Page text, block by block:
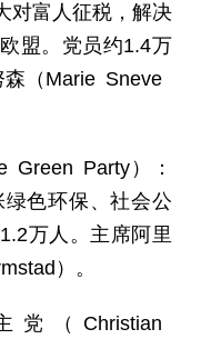
对富人征税，解决
盟。党员约1.4万
森（Marie Sneve
Green Party）：
色环保、社会公
万人。主席阿里
）。
（Christian